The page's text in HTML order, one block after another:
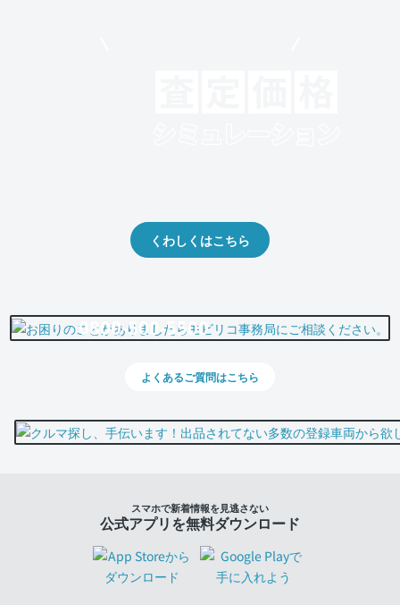
くわしくはこちら
0800-500-5500
よくあるご質問はこちら
スマホで新着情報を見逃さない
公式アプリを無料ダウンロード